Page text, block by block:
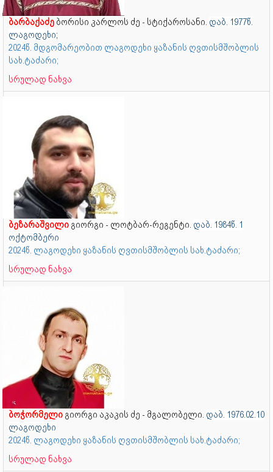
ბარბაქაძე ბორისი კარლოს ძე - სტიქაროსანი. დაბ. 1977წ.
ლაგოდეხი;
2024წ. მდგომარეობით ლაგოდეხი ყაზანის ღვთისმშობლის
სახ.ტაძარი;
სრულად ნახვა
ბეზარაშვილი გიორგი - ლოტბარ-რეგენტი. დაბ. 1984წ. 1
ოქტომბერი
2024წ. ლაგოდეხი ყაზანის ღვთისმშობლის სახ.ტაძარი;
სრულად ნახვა
ბოჭორმელი გიორგი აკაკის ძე - მგალობელი. დაბ. 1976.02.10
ლაგოდეხი
2024წ. ლაგოდეხი ყაზანის ღვთისმშობლის სახ.ტაძარი;
სრულად ნახვა